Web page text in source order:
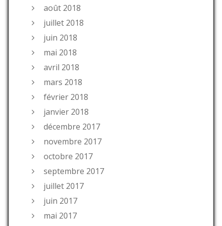
août 2018
juillet 2018
juin 2018
mai 2018
avril 2018
mars 2018
février 2018
janvier 2018
décembre 2017
novembre 2017
octobre 2017
septembre 2017
juillet 2017
juin 2017
mai 2017